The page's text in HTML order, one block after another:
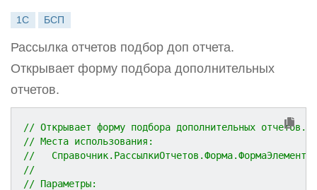
1С БСП
Рассылка отчетов подбор доп отчета.
Открывает форму подбора дополнительных
отчетов.
// Открывает форму подбора дополнительных отчетов.
// Места использования:
//
//
// Параметры: